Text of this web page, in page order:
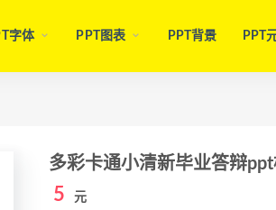
字体 PPT图表 PPT背景 PPT
多彩卡通小清新毕业答辩
5 元